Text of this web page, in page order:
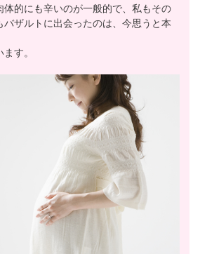
体的にも辛いのが一般的で、私もその
ザルトに出会ったのは、今思うと本
す。